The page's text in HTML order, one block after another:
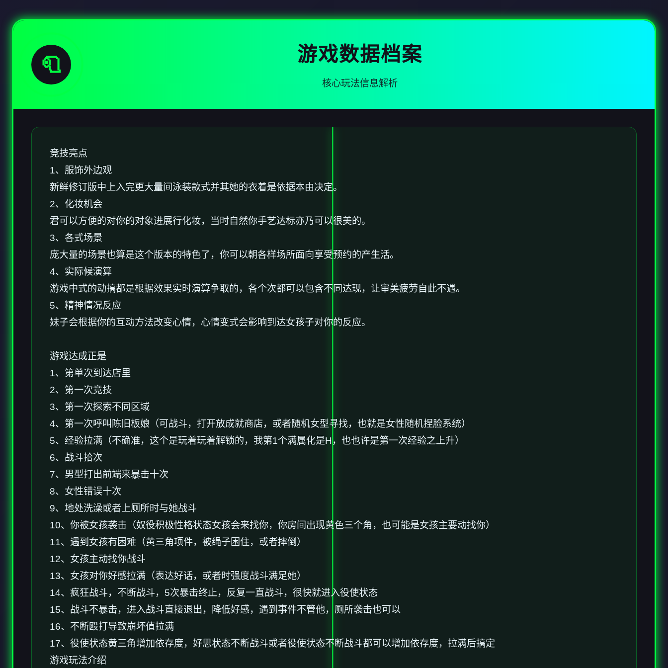
🧻 游戏数据档案
核心玩法信息解析
竞技亮点
1、服饰外边观
新鲜修订版中上入完更大量间泳装款式并其她的衣着是依据本由决定。
2、化妆机会
君可以方便的对你的对象进展行化妆，当时自然你手艺达标亦乃可以很美的。
3、各式场景
庞大量的场景也算是这个版本的特色了，你可以朝各样场所面向享受预约的产生活。
4、实际候演算
游戏中式的动搞都是根据效果实时演算争取的，各个次都可以包含不同达现，让审美疲劳自此不遇。
5、精神情况反应
妹子会根据你的互动方法改变心情，心情变式会影响到达女孩子对你的反应。
游戏达成正是
1、第单次到达店里
2、第一次竞技
3、第一次探索不同区域
4、第一次呼叫陈旧板娘（可战斗，打开放成就商店，或者随机女型寻找，也就是女性随机捏脸系统）
5、经验拉满（不确准，这个是玩着玩着解锁的，我第1个满属化是H，也也许是第一次经验之上升）
6、战斗拾次
7、男型打出前端来暴击十次
8、女性错误十次
9、地处洗澡或者上厕所时与她战斗
10、你被女孩袭击（奴役积极性格状态女孩会来找你，你房间出现黄色三个角，也可能是女孩主要动找你）
11、遇到女孩有困难（黄三角项件，被绳子困住，或者摔倒）
12、女孩主动找你战斗
13、女孩对你好感拉满（表达好话，或者时强度战斗满足她）
14、疯狂战斗，不断战斗，5次暴击终止，反复一直战斗，很快就进入役使状态
15、战斗不暴击，进入战斗直接退出，降低好感，遇到事件不管他，厕所袭击也可以
16、不断殴打导致崩坏值拉满
17、役使状态黄三角增加依存度，好思状态不断战斗或者役使状态不断战斗都可以增加依存度，拉满后搞定
游戏玩法介绍